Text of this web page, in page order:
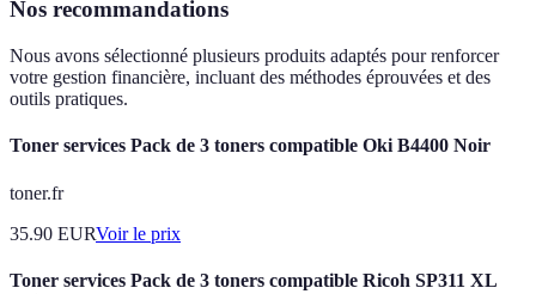
Nos recommandations
Nous avons sélectionné plusieurs produits adaptés pour renforcer
votre gestion financière, incluant des méthodes éprouvées et des
outils pratiques.
Toner services Pack de 3 toners compatible Oki B4400 Noir
toner.fr
35.90 EURVoir le prix
Toner services Pack de 3 toners compatible Ricoh SP311 XL